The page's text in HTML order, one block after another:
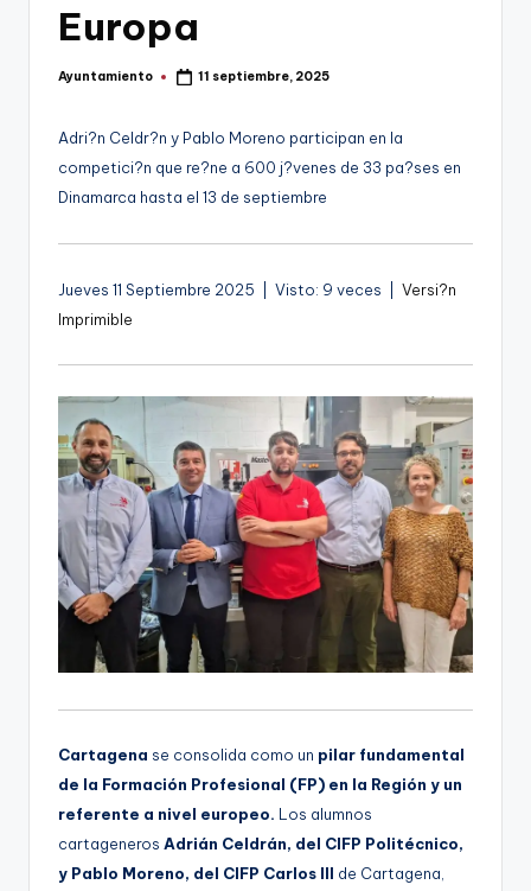
Europa
Publicado
Ayuntamiento 11 septiembre, 2025
Adri?n Celdr?n y Pablo Moreno participan en la
competici?n que re?ne a 600 j?venes de 33 pa?ses en
Dinamarca hasta el 13 de septiembre
Jueves 11 Septiembre 2025 | Visto: 9 veces | Versi?n
Imprimible
Cartagena se consolida como un pilar fundamental
de la Formación Profesional (FP) en la Región y un
referente a nivel europeo. Los alumnos
cartageneros Adrián Celdrán, del CIFP Politécnico,
y Pablo Moreno, del CIFP Carlos III de Cartagena,